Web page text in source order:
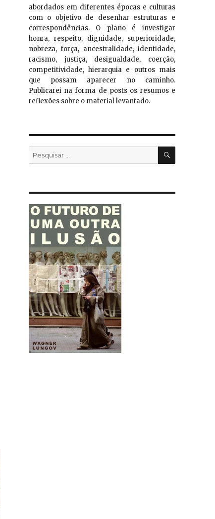
abordados em diferentes épocas e culturas
com o objetivo de desenhar estruturas e
correspondências. O plano é investigar
honra, respeito, dignidade, superioridade,
nobreza, força, ancestralidade, identidade,
racismo, justiça, desigualdade, coerção,
competitividade, hierarquia e outros mais
que possam aparecer no caminho.
Publicarei na forma de posts os resumos e
reflexões sobre o material levantado.
Pesquisar
por: